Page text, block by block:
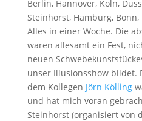
Berlin, Hannover, Köln,
Steinhorst, Hamburg,
Alles in einer Woche. Die
waren allesamt ein Fest,
neuen
unser Illusionsshow bildet.
dem Kollegen Jörn Kölling
und hat mich voran
Steinhorst (organisiert von